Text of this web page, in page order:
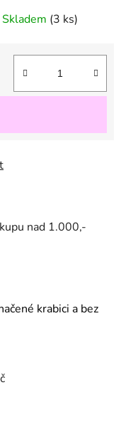
Skladem (3 ks)
nad 1.000,-
krabici a bez